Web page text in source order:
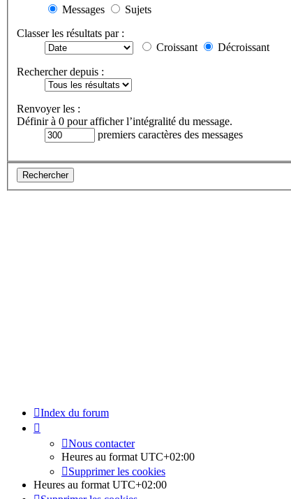
Messages
Sujets
Classer les résultats par :
Croissant
Décroissant
Rechercher depuis :
Renvoyer les :
Définir à 0 pour afficher l’intégralité du message.
premiers caractères des messages
Index du forum
Nous contacter
Heures au format UTC+02:00
Supprimer les cookies
Heures au format UTC+02:00